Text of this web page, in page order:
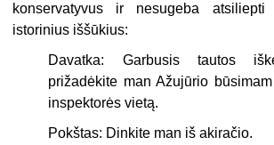
konservatyvus ir nesugeba
istorinius iššūkius:
Davatka: Garbusis tautos
prižadėkite man Ažujūrio
inspektorės vietą.
Pokštas: Dinkite man iš akiračio.